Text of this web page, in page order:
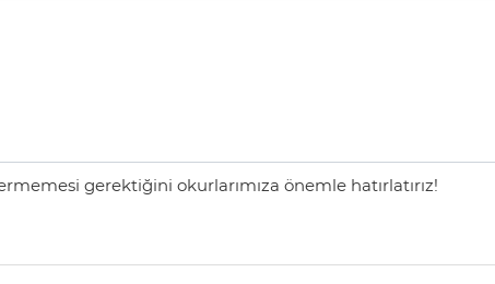
gerektiğini okurlarımıza önemle hatırlatırız!